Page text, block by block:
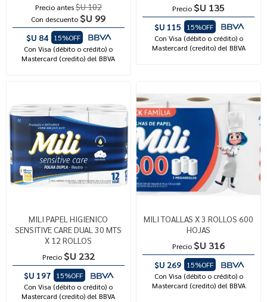
Precio antes$U 102
Con descuento $U 99
$U 84
15%OFF
Con Visa (débito o crédito) o
Mastercard (credito) del BBVA
Precio $U 135
$U 115
15%OFF
Con Visa (débito o crédito) o
Mastercard (credito) del BBVA
MILI PAPEL HIGIENICO
SENSITIVE CARE DUAL 30 MTS
X 12 ROLLOS
Precio $U 232
$U 197
15%OFF
Con Visa (débito o crédito) o
Mastercard (credito) del BBVA
MILI TOALLAS X 3 ROLLOS 600
HOJAS
Precio $U 316
$U 269
15%OFF
Con Visa (débito o crédito) o
Mastercard (credito) del BBVA